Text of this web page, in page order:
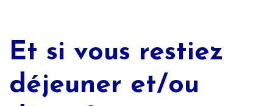
Et si vous restiez
déjeuner et/ou